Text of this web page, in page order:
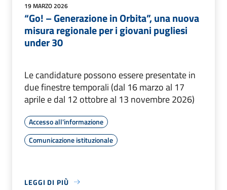
19 MARZO 2026
“Go! – Generazione in Orbita”, una nuova
misura regionale per i giovani pugliesi
under 30
Le candidature possono essere presentate in
due finestre temporali (dal 16 marzo al 17
aprile e dal 12 ottobre al 13 novembre 2026)
Accesso all'informazione
Comunicazione istituzionale
LEGGI DI PIÙ